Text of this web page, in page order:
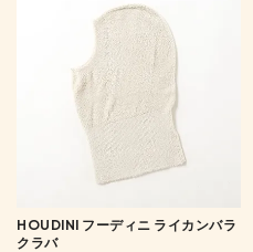
HOUDINI フーディニ ライカンバラ
クラバ